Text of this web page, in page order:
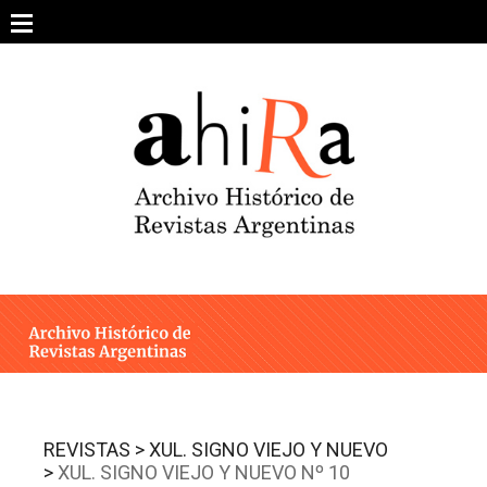
content
ARCHIVO DE REVISTAS
ESTUDIOS CRÍTICOS
INTEGRANTES
CONTACTO
REVISTAS >XUL. SIGNO VIEJO Y NUEVO
> XUL. SIGNO VIEJO Y NUEVO Nº 10